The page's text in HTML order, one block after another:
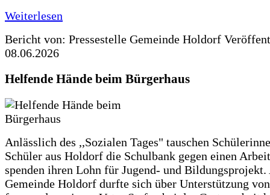
Weiterlesen
Bericht von: Pressestelle Gemeinde Holdorf
08.06.2026
Helfende Hände beim Bürgerhaus
Anlässlich des ,,Sozialen Tages" tauschen
Schüler aus Holdorf die Schulbank gegen einen
spenden ihren Lohn für Jugend- und Bildungsprojekt.
Gemeinde Holdorf durfte sich über Unterstützung